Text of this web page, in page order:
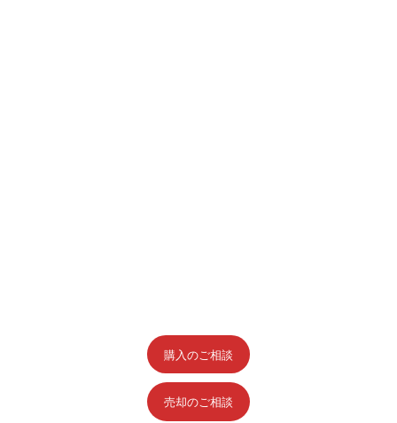
購入のご相談
売却のご相談